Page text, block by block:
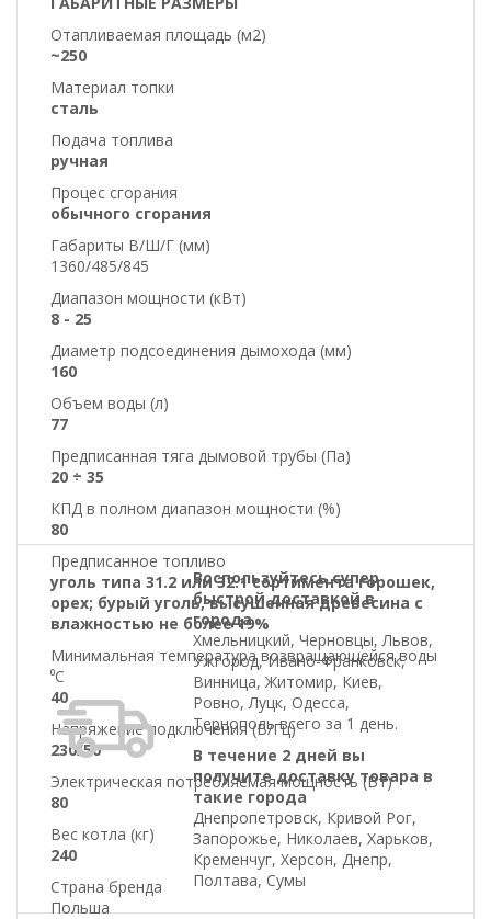
Отапливаемая площадь (м2)
~250
Материал топки
сталь
Подача топлива
ручная
Процес сгорания
обычного сгорания
Габариты В/Ш/Г (мм)
1360/485/845
Диапазон мощности (кВт)
8 - 25
Диаметр подсоединения дымохода (мм)
160
Объем воды (л)
77
Предписанная тяга дымовой трубы (Па)
20 ÷ 35
КПД в полном диапазон мощности (%)
80
Предписанное топливо
уголь типа 31.2 или 32.1 сортимента горошек,
орех; бурый уголь, высушенная древесина с
влажностью не более 19%
Минимальная температура возвращающейся воды
⁰С
40
Напряжение подключения (В/Гц)
230/50
Электрическая потребляемая мощность (Вт)
80
Вес котла (кг)
240
Страна бренда
Польша
Воспользуйтесь супер
быстрой доставкой в
города
Хмельницкий, Черновцы, Львов,
Ужгород, Ивано-Франковск,
Винница, Житомир, Киев,
Ровно, Луцк, Одесса,
Тернополь всего за 1 день.
В течение 2 дней вы
получите доставку товара в
такие города
Днепропетровск, Кривой Рог,
Запорожье, Николаев, Харьков,
Кременчуг, Херсон, Днепр,
Полтава, Сумы